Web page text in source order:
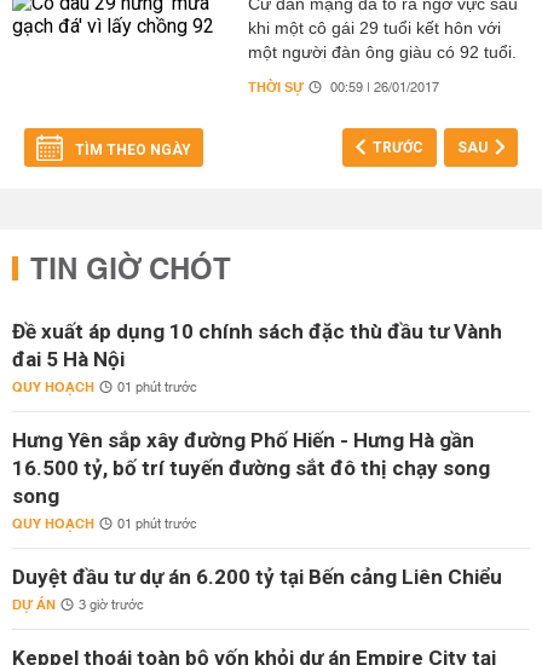
khi một cô gái 29 tuổi kết hôn với
một người đàn ông giàu có 92 tuổi.
THỜI SỰ 00:59 | 26/01/2017
TÌM THEO NGÀY TRƯỚC SAU
TIN GIỜ CHÓT
Đề xuất áp dụng 10 chính sách đặc thù đầu tư Vành
đai 5 Hà Nội
QUY HOẠCH 01 phút trước
Hưng Yên sắp xây đường Phố Hiến - Hưng Hà gần
16.500 tỷ, bố trí tuyến đường sắt đô thị chạy song
song
QUY HOẠCH 01 phút trước
Duyệt đầu tư dự án 6.200 tỷ tại Bến cảng Liên Chiểu
DỰ ÁN 3 giờ trước
Keppel thoái toàn bộ vốn khỏi dự án Empire City tại